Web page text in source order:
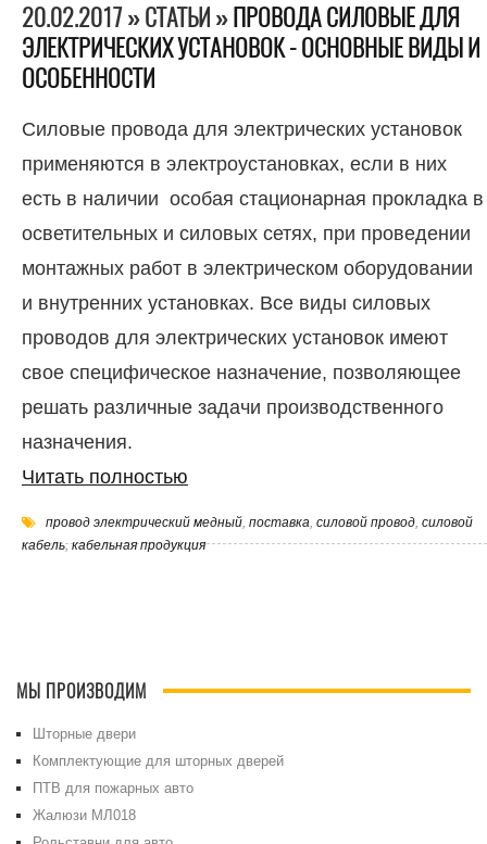
20.02.2017 » СТАТЬИ »ПРОВОДА СИЛОВЫЕ ДЛЯ
ЭЛЕКТРИЧЕСКИХ УСТАНОВОК - ОСНОВНЫЕ ВИДЫ И
ОСОБЕННОСТИ
Силовые провода для электрических установок
применяются в электроустановках, если в них
есть в наличии особая стационарная прокладка в
осветительных и силовых сетях, при проведении
монтажных работ в электрическом оборудовании
и внутренних установках. Все виды силовых
проводов для электрических установок имеют
свое специфическое назначение, позволяющее
решать различные задачи производственного
назначения.
Читать полностью
провод электрический медный, поставка, силовой провод, силовой
кабель,кабельная продукция
МЫ ПРОИЗВОДИМ
Шторные двери
Комплектующие для шторных дверей
ПТВ для пожарных авто
Жалюзи МЛ018